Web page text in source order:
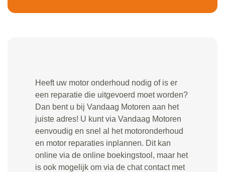
Heeft uw motor onderhoud nodig of is er
een reparatie die uitgevoerd moet worden?
Dan bent u bij Vandaag Motoren aan het
juiste adres! U kunt via Vandaag Motoren
eenvoudig en snel al het motoronderhoud
en motor reparaties inplannen. Dit kan
online via de online boekingstool, maar het
is ook mogelijk om via de chat contact met